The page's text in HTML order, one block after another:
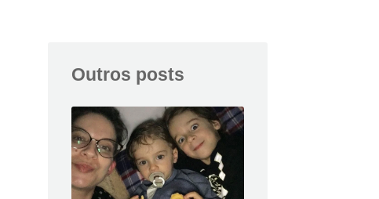
Outros posts